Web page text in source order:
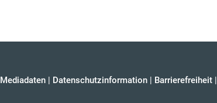
Mediadaten | Datenschutzinformation | Barrierefreiheit |